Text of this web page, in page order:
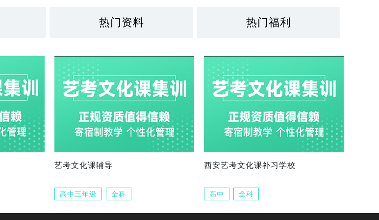
热门资料 热门福利
艺考文化课辅导
高中三年级 全科
西安艺考文化课补习学校
高中 全科